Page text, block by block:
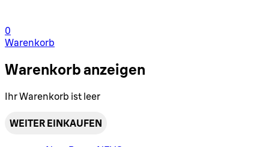
0
Warenkorb
Warenkorb anzeigen
Ihr Warenkorb ist leer
WEITER EINKAUFEN